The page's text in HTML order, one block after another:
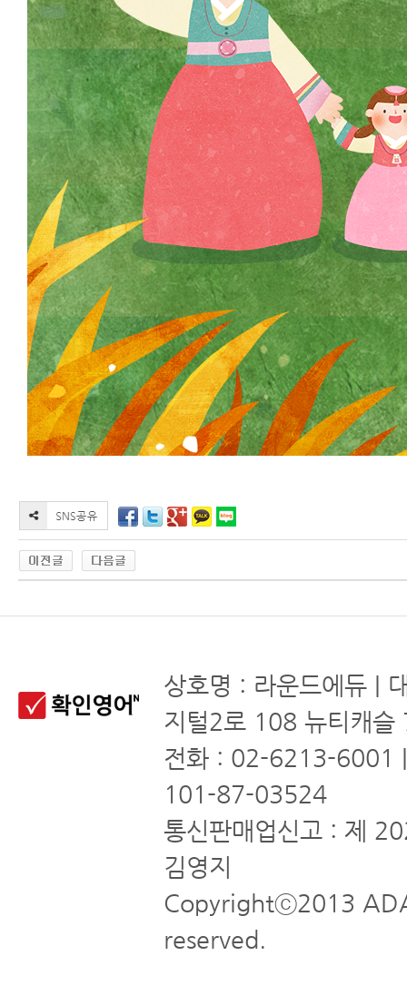
상호명 : 라운드에듀 |
지털2로 108 뉴티캐슬
전화 : 02-6213-6001
101-87-03524
통신판매업신고 : 제
김영지
Copyrightⓒ2013
reserved.